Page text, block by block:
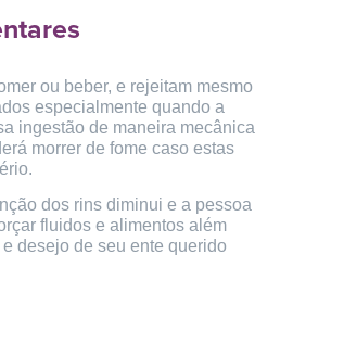
ou beber, e rejeitam mesmo
especialmente quando a
ingestão de maneira mecânica
morrer de fome caso estas
dos rins diminui e a pessoa
fluidos e alimentos além
desejo de seu ente querido